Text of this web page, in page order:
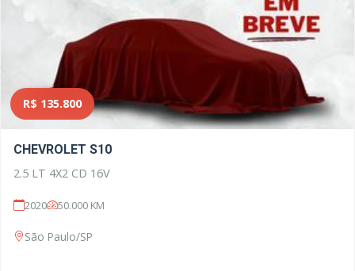
R$ 135.800
CHEVROLET S10
2.5 LT 4X2 CD 16V
2020 50.000 KM
São Paulo/SP